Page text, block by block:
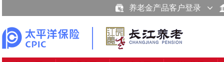
养老金产品客户登录